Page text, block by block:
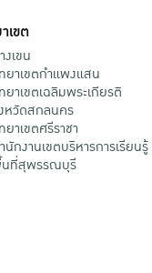
เขต
งเขน
ยาเขตกําแพงแสน
ยาเขตเฉลิมพระเกียรติ
หวัดสกลนคร
ยาเขตศรีราชา
นักงานเขตบริหารการเรียนรู้
ที่สุพรรณบุรี